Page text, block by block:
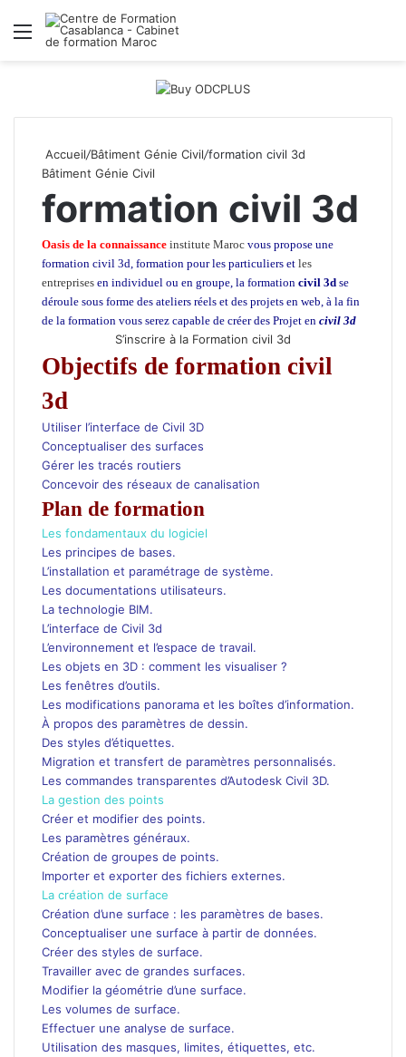
Menu
Accueil/Bâtiment Génie Civil/formation civil 3d
Bâtiment Génie Civil
formation civil 3d
Oasis de la connaissance institute Maroc vous propose une
formation civil 3d, formation pour les particuliers et les
entreprises en individuel ou en groupe, la formation civil 3d se
déroule sous forme des ateliers réels et des projets en web, à la fin
de la formation vous serez capable de créer des Projet en civil 3d
S’inscrire à la Formation civil 3d
Objectifs de formation civil
3d
Utiliser l’interface de Civil 3D
Conceptualiser des surfaces
Gérer les tracés routiers
Concevoir des réseaux de canalisation
Plan de formation
Les fondamentaux du logiciel
Les principes de bases.
L’installation et paramétrage de système.
Les documentations utilisateurs.
La technologie BIM.
L’interface de Civil 3d
L’environnement et l’espace de travail.
Les objets en 3D : comment les visualiser ?
Les fenêtres d’outils.
Les modifications panorama et les boîtes d’information.
À propos des paramètres de dessin.
Des styles d’étiquettes.
Migration et transfert de paramètres personnalisés.
Les commandes transparentes d’Autodesk Civil 3D.
La gestion des points
Créer et modifier des points.
Les paramètres généraux.
Création de groupes de points.
Importer et exporter des fichiers externes.
La création de surface
Création d’une surface : les paramètres de bases.
Conceptualiser une surface à partir de données.
Créer des styles de surface.
Travailler avec de grandes surfaces.
Modifier la géométrie d’une surface.
Les volumes de surface.
Effectuer une analyse de surface.
Utilisation des masques, limites, étiquettes, etc.